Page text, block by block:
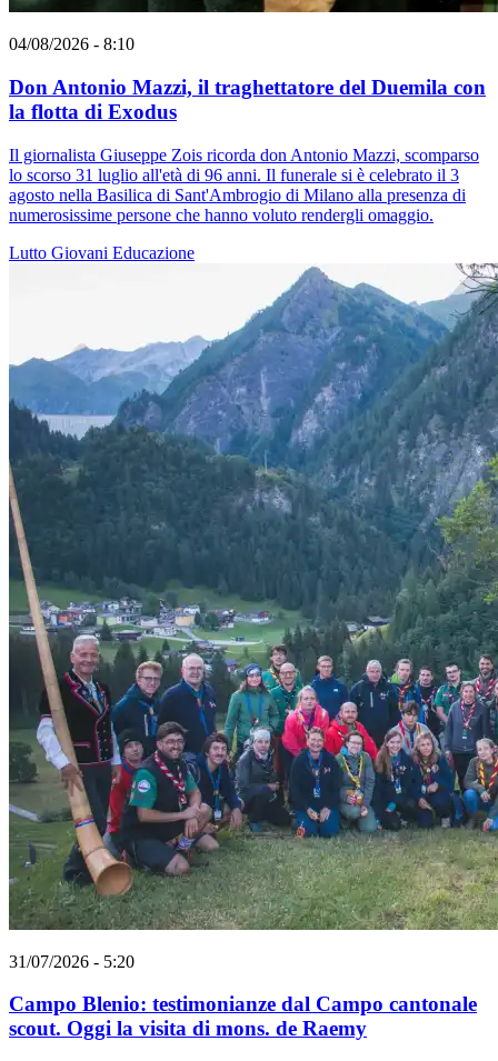
04/08/2026 - 8:10
Don Antonio Mazzi, il traghettatore del Duemila con
la flotta di Exodus
Il giornalista Giuseppe Zois ricorda don Antonio Mazzi, scomparso
lo scorso 31 luglio all'età di 96 anni. Il funerale si è celebrato il 3
agosto nella Basilica di Sant'Ambrogio di Milano alla presenza di
numerosissime persone che hanno voluto rendergli omaggio.
Lutto Giovani Educazione
31/07/2026 - 5:20
Campo Blenio: testimonianze dal Campo cantonale
scout. Oggi la visita di mons. de Raemy